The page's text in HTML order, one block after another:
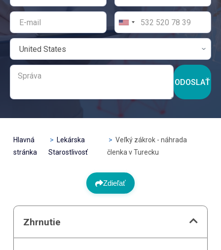
ODOSLAŤ
Hlavná
stránka
Lekárska
Starostlivosť
Veľký zákrok - náhrada
členka v Turecku
Zdieľať
Zhrnutie